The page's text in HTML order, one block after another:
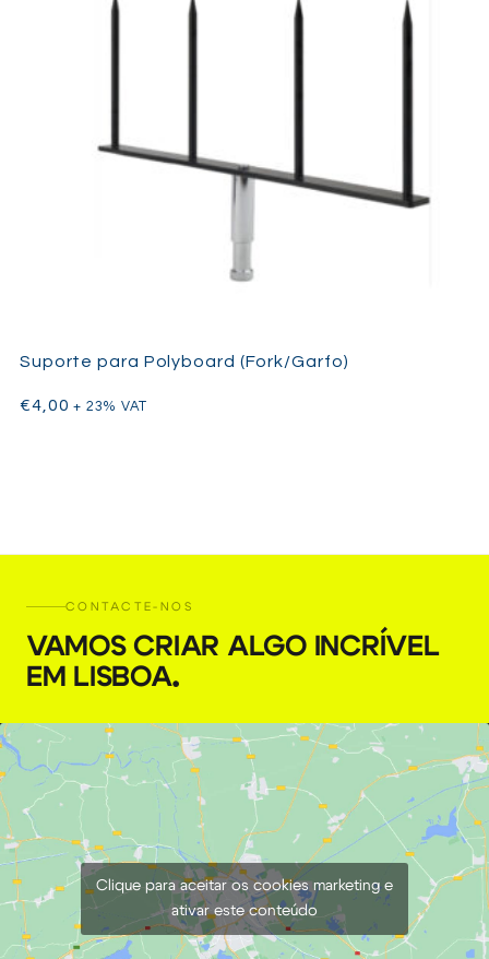
Suporte para Polyboard (Fork/Garfo)
€4,00 + 23% VAT
CONTACTE-NOS
VAMOS CRIAR ALGO INCRÍVEL
EM LISBOA.
Clique para aceitar os cookies marketing e
ativar este conteúdo